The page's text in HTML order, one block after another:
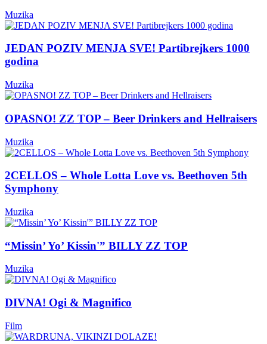
Muzika
JEDAN POZIV MENJA SVE! Partibrejkers 1000
godina
Muzika
OPASNO! ZZ TOP – Beer Drinkers and Hellraisers
Muzika
2CELLOS – Whole Lotta Love vs. Beethoven 5th
Symphony
Muzika
“Missin’ Yo’ Kissin'” BILLY ZZ TOP
Muzika
DIVNA! Ogi & Magnifico
Film